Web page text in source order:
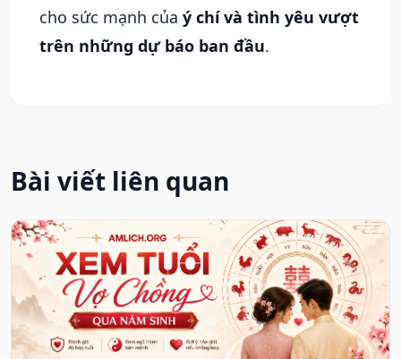
cho sức mạnh của ý chí và tình yêu vượt
trên những dự báo ban đầu.
Bài viết liên quan